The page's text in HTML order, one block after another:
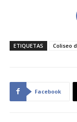
ETIQUETAS Coliseo
Facebook